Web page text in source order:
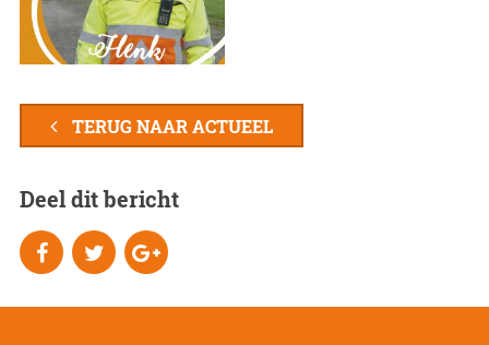
TERUG NAAR ACTUEEL
Deel dit bericht